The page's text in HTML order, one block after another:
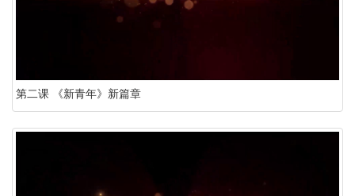
第二课 《新青年》新篇章